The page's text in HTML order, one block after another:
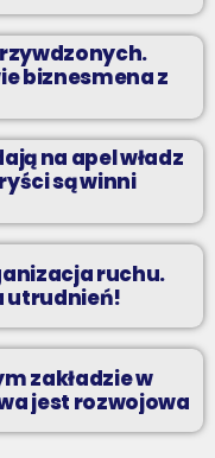
biznesmena z
na apel władz
są winni
ruchu.
utrudnień!
zakładzie w
jest rozwojowa